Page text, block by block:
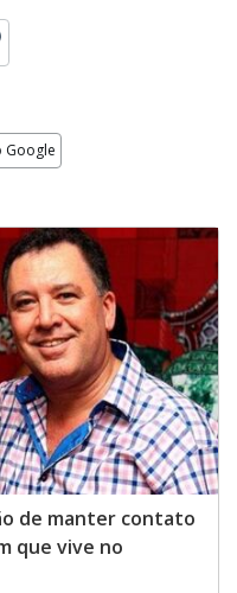
Google
de manter contato
que vive no